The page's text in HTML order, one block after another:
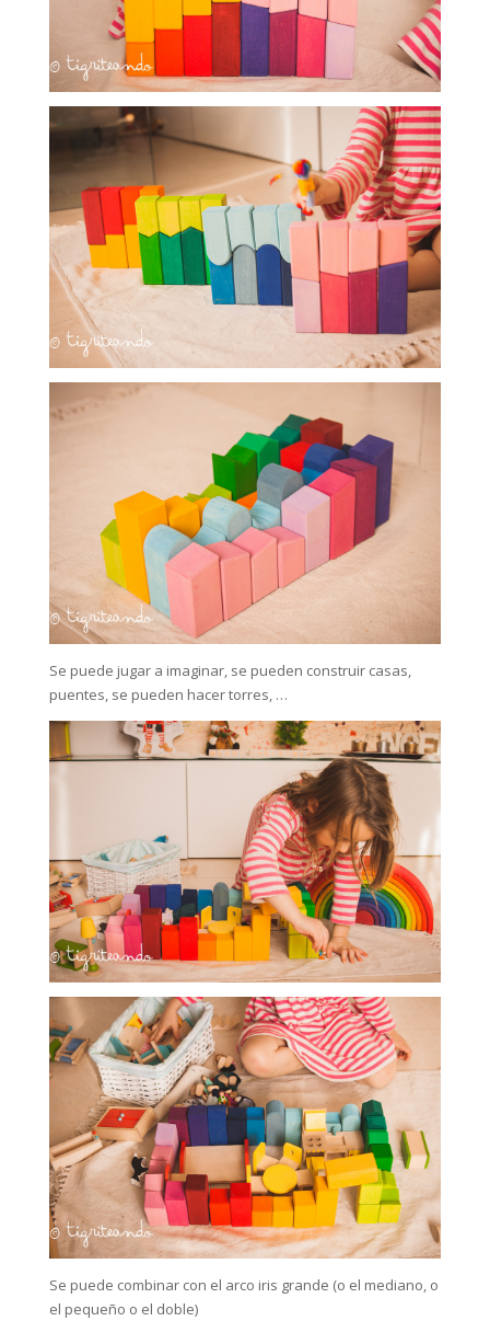
Se puede jugar a imaginar, se pueden construir casas,
puentes, se pueden hacer torres, …
Se puede combinar con el arco iris grande (o el mediano, o
el pequeño o el doble)